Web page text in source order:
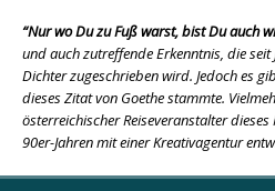
“Nur wo Du zu Fuß warst, bist Du auch
und auch zutreffende Erkenntnis, die
Dichter zugeschrieben wird. Jedoch es
dieses Zitat von Goethe stammte.
österreichischer Reiseveranstalter
90er-Jahren mit einer Kreativagentur